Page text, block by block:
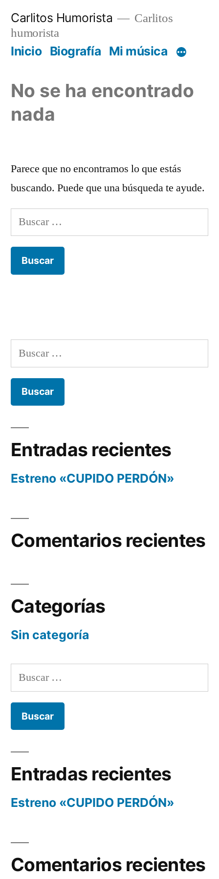
contenido
Carlitos Humorista
Carlitos
humorista
Inicio Biografía Mi música
No se ha encontrado
nada
Parece que no encontramos lo que estás
buscando. Puede que una búsqueda te ayude.
Buscar:
Buscar:
Entradas recientes
Estreno «CUPIDO PERDÓN»
Comentarios recientes
Categorías
Sin categoría
Buscar:
Entradas recientes
Estreno «CUPIDO PERDÓN»
Comentarios recientes